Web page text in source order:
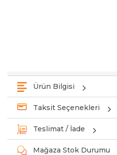
Ürün Bilgisi
Taksit Seçenekleri
Teslimat / İade
Mağaza Stok Durumu